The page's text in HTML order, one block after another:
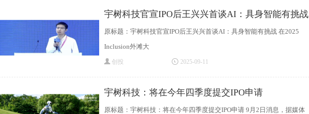
宇树科技官宣IPO后王兴兴首谈AI：具身智能有挑战
原标题：宇树科技官宣IPO后王兴兴首谈AI：具身智能有挑战 在2025
Inclusion外滩大
创投 2025-09-11
宇树科技：将在今年四季度提交IPO申请
原标题：宇树科技：将在今年四季度提交IPO申请 9月2日消息，据媒体